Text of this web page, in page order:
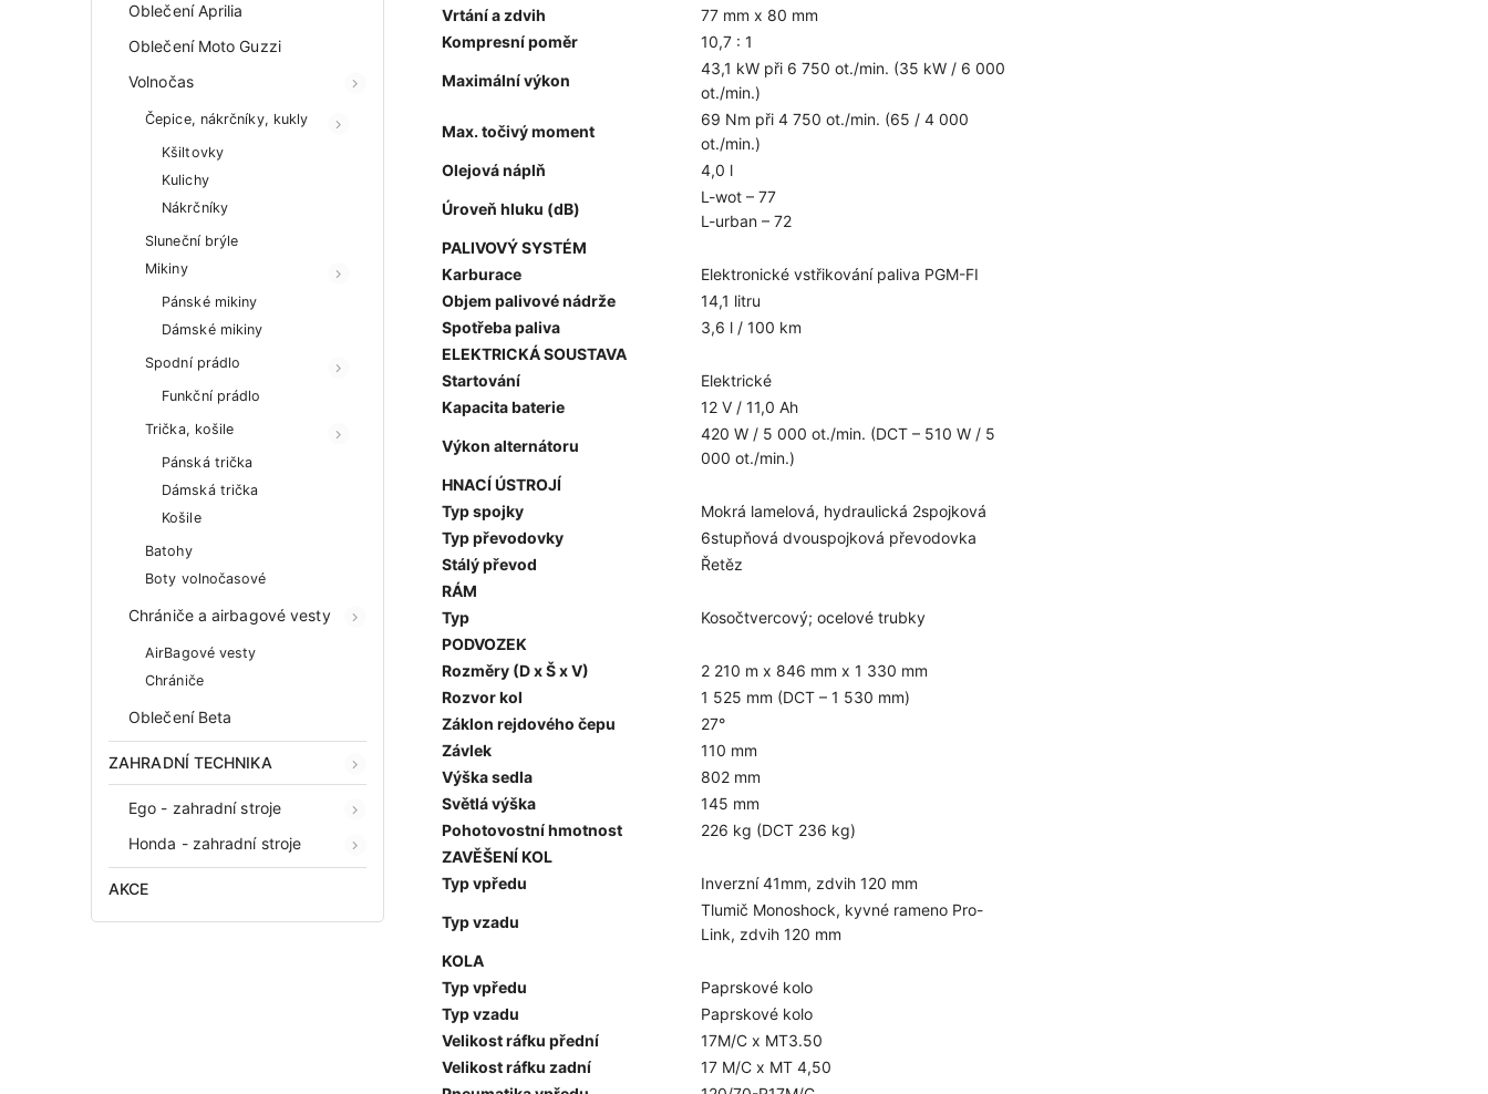
Oblečení Aprilia
Oblečení Moto Guzzi
Volnočas
Čepice, nákrčníky, kukly
Kšiltovky
Kulichy
Nákrčníky
Sluneční brýle
Mikiny
Pánské mikiny
Dámské mikiny
Spodní prádlo
Funkční prádlo
Trička, košile
Pánská trička
Dámská trička
Košile
Batohy
Boty volnočasové
Chrániče a airbagové vesty
AirBagové vesty
Chrániče
Oblečení Beta
ZAHRADNÍ TECHNIKA
Ego - zahradní stroje
Honda - zahradní stroje
AKCE
Vrtání a zdvih
77 mm x 80 mm
Kompresní poměr
10,7 : 1
Maximální výkon
43,1 kW při 6 750 ot./min. (35 kW / 6 000
ot./min.)
Max. točivý moment
69 Nm při 4 750 ot./min. (65 / 4 000
ot./min.)
Olejová náplň
4,0 l
Úroveň hluku (dB)
L-wot – 77
L-urban – 72
PALIVOVÝ SYSTÉM
Karburace
Elektronické vstřikování paliva PGM-FI
Objem palivové nádrže
14,1 litru
Spotřeba paliva
3,6 l / 100 km
ELEKTRICKÁ SOUSTAVA
Startování
Elektrické
Kapacita baterie
12 V / 11,0 Ah
Výkon alternátoru
420 W / 5 000 ot./min. (DCT – 510 W / 5
000 ot./min.)
HNACÍ ÚSTROJÍ
Typ spojky
Mokrá lamelová, hydraulická 2spojková
Typ převodovky
6stupňová dvouspojková převodovka
Stálý převod
Řetěz
RÁM
Typ
Kosočtvercový; ocelové trubky
PODVOZEK
Rozměry (D x Š x V)
2 210 m x 846 mm x 1 330 mm
Rozvor kol
1 525 mm (DCT – 1 530 mm)
Záklon rejdového čepu
27°
Závlek
110 mm
Výška sedla
802 mm
Světlá výška
145 mm
Pohotovostní hmotnost
226 kg (DCT 236 kg)
ZAVĚŠENÍ KOL
Typ vpředu
Inverzní 41mm, zdvih 120 mm
Typ vzadu
Tlumič Monoshock, kyvné rameno Pro-
Link, zdvih 120 mm
KOLA
Typ vpředu
Paprskové kolo
Typ vzadu
Paprskové kolo
Velikost ráfku přední
17M/C x MT3.50
Velikost ráfku zadní
17 M/C x MT 4,50